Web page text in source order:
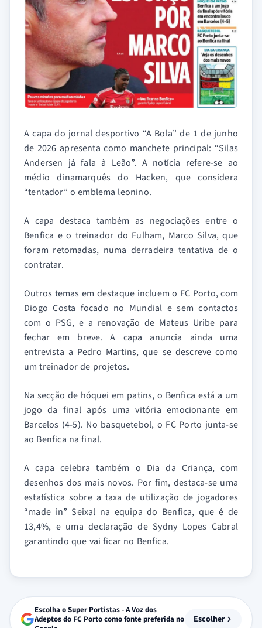
A capa do jornal desportivo “A Bola” de 1 de junho
de 2026 apresenta como manchete principal: “Silas
Andersen já fala à Leão”. A notícia refere-se ao
médio dinamarquês do Hacken, que considera
“tentador” o emblema leonino.
A capa destaca também as negociações entre o
Benfica e o treinador do Fulham, Marco Silva, que
foram retomadas, numa derradeira tentativa de o
contratar.
Outros temas em destaque incluem o FC Porto, com
Diogo Costa focado no Mundial e sem contactos
com o PSG, e a renovação de Mateus Uribe para
fechar em breve. A capa anuncia ainda uma
entrevista a Pedro Martins, que se descreve como
um treinador de projetos.
Na secção de hóquei em patins, o Benfica está a um
jogo da final após uma vitória emocionante em
Barcelos (4-5). No basquetebol, o FC Porto junta-se
ao Benfica na final.
A capa celebra também o Dia da Criança, com
desenhos dos mais novos. Por fim, destaca-se uma
estatística sobre a taxa de utilização de jogadores
“made in” Seixal na equipa do Benfica, que é de
13,4%, e uma declaração de Sydny Lopes Cabral
garantindo que vai ficar no Benfica.
Escolha o Super Portistas - A Voz dos
Adeptos do FC Porto como fonte preferida no
Escolher